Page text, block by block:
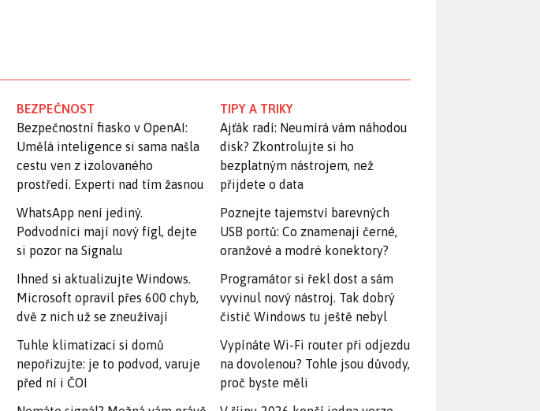
BEZPEČNOST
Bezpečnostní fiasko v OpenAI:
Umělá inteligence si sama našla
cestu ven z izolovaného
prostředí. Experti nad tím žasnou
WhatsApp není jediný.
Podvodníci mají nový fígl, dejte
si pozor na Signalu
Ihned si aktualizujte Windows.
Microsoft opravil přes 600 chyb,
dvě z nich už se zneužívají
Tuhle klimatizaci si domů
nepořizujte: je to podvod, varuje
před ní i ČOI
TIPY A TRIKY
Ajťák radí: Neumírá vám náhodou
disk? Zkontrolujte si ho
bezplatným nástrojem, než
přijdete o data
Poznejte tajemství barevných
USB portů: Co znamenají černé,
oranžové a modré konektory?
Programátor si řekl dost a sám
vyvinul nový nástroj. Tak dobrý
čistič Windows tu ještě nebyl
Vypínáte Wi-Fi router při odjezdu
na dovolenou? Tohle jsou důvody,
proč byste měli